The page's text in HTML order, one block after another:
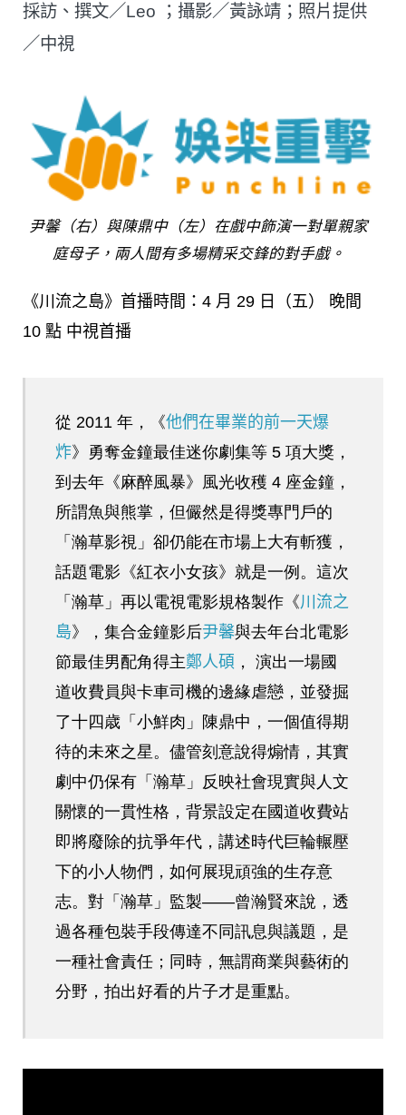
採訪、撰文／Leo ；攝影／黃詠靖；照片提供
／中視
尹馨（右）與陳鼎中（左）在戲中飾演一對單親家
庭母子，兩人間有多場精采交鋒的對手戲。
《川流之島》首播時間：4 月 29 日（五） 晚間
10 點 中視首播
從 2011 年，《他們在畢業的前一天爆
炸》勇奪金鐘最佳迷你劇集等 5 項大獎，
到去年《麻醉風暴》風光收穫 4 座金鐘，
所謂魚與熊掌，但儼然是得獎專門戶的
「瀚草影視」卻仍能在市場上大有斬獲，
話題電影《紅衣小女孩》就是一例。這次
「瀚草」再以電視電影規格製作《川流之
島》，集合金鐘影后尹馨與去年台北電影
節最佳男配角得主鄭人碩 ， 演出一場國
道收費員與卡車司機的邊緣虐戀，並發掘
了十四歳「小鮮肉」陳鼎中，一個值得期
待的未來之星。儘管刻意說得煽情，其實
劇中仍保有「瀚草」反映社會現實與人文
關懷的一貫性格，背景設定在國道收費站
即將廢除的抗爭年代，講述時代巨輪輾壓
下的小人物們，如何展現頑強的生存意
志。對「瀚草」監製——曾瀚賢來說，透
過各種包裝手段傳達不同訊息與議題，是
一種社會責任；同時，無謂商業與藝術的
分野，拍出好看的片子才是重點。